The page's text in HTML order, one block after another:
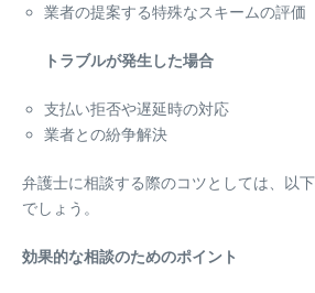
業者の提案する特殊なスキームの評価
トラブルが発生した場合
支払い拒否や遅延時の対応
業者との紛争解決
弁護士に相談する際のコツとしては、以
でしょう。
効果的な相談のためのポイント